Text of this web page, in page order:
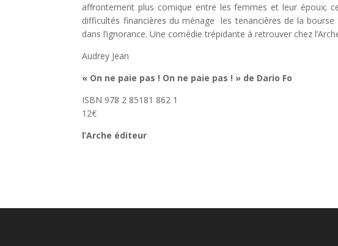
affrontement plus comique entre les femmes et leur époux;
difficultés financières du ménage les tenancières de la
dans l’ignorance. Une comédie trépidante à retrouver chez
Audrey Jean
« On ne paie pas ! On ne paie pas ! » de Dario Fo
ISBN 978 2 85181 862 1
12€
l’Arche éditeur